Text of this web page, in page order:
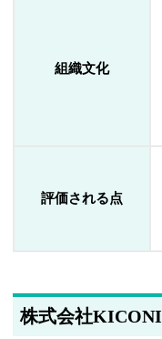
組織文化
評価される点
株式会社